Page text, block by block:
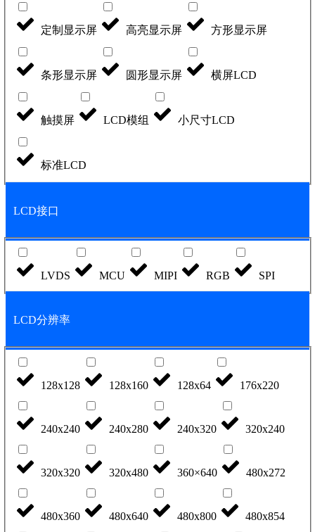
定制显示屏 高亮显示屏 方形显示屏
条形显示屏 圆形显示屏 横屏LCD
触摸屏 LCD模组 小尺寸LCD
标准LCD
LCD接口
LVDS MCU MIPI RGB SPI
LCD分辨率
128x128 128x160 128x64 176x220
240x240 240x280 240x320 320x240
320x320 320x480 360×640 480x272
480x360 480x640 480x800 480x854